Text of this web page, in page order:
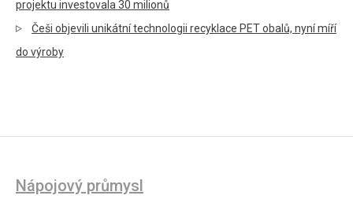
projektu investovala 30 milionů
Češi objevili unikátní technologii recyklace PET obalů, nyní míří
do výroby
Nápojový průmysl